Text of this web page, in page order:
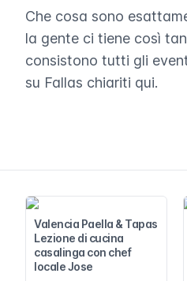
Che cosa sono
la gente ci tiene così
consistono tutti gli
su Fallas chiariti qui.
Valencia Paella & Tapas
Lezione di cucina
casalinga con chef
locale Jose